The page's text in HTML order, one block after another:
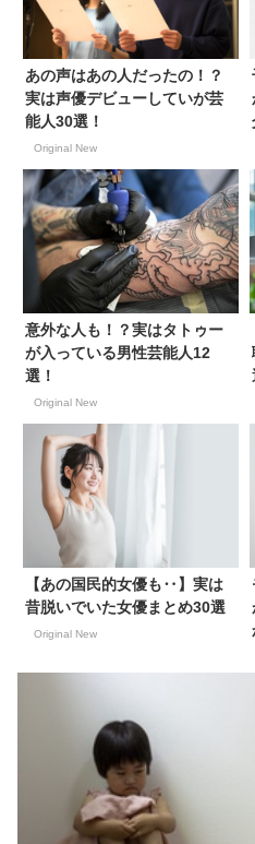
あの声はあの人だったの！？
実は声優デビューしていが芸
能人30選！
Original New
意外な人も！？実はタトゥー
が入っている男性芸能人12
選！
Original New
【あの国民的女優も‥】実は
昔脱いでいた女優まとめ30選
Original New